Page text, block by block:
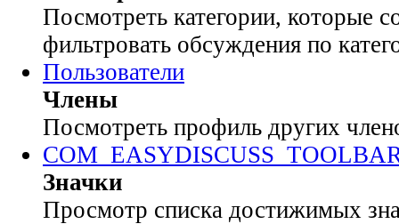
Посмотреть категории, которые
фильтровать обсуждения по
Пользователи
Члены
Посмотреть профиль других
Значки
Просмотр списка достижимых